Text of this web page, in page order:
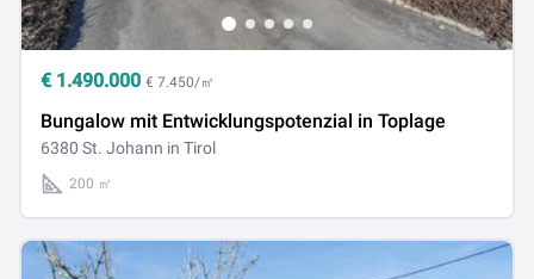
€ 1.490.000 € 7.450/㎡
Bungalow mit Entwicklungspotenzial in Toplage
6380 St. Johann in Tirol
200 ㎡